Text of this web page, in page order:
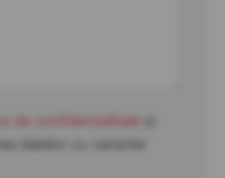
de confidențialitate
datelor cu caracter